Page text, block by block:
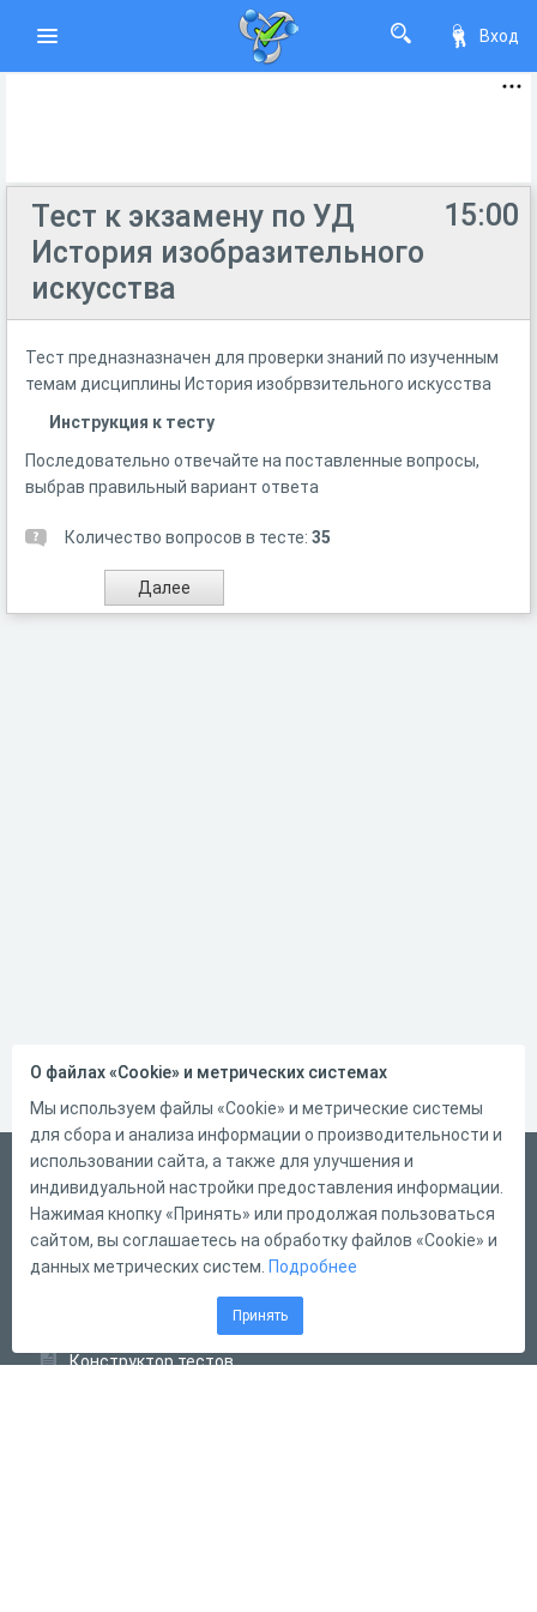
Вход
15:00
Тест к экзамену по УД
История изобразительного
искусства
Тест предназназначен для проверки знаний по изученным
темам дисциплины История изобрвзительного искусства
Инструкция к тесту
Последовательно отвечайте на поставленные вопросы,
выбрав правильный вариант ответа
Количество вопросов в тесте: 35
Русский
Справка
Форма обратной связи
Конструктор тестов
О файлах «Cookie» и метрических системах
Мы используем файлы «Cookie» и метрические системы
для сбора и анализа информации о производительности и
использовании сайта, а также для улучшения и
индивидуальной настройки предоставления информации.
Нажимая кнопку «Принять» или продолжая пользоваться
сайтом, вы соглашаетесь на обработку файлов «Cookie» и
данных метрических систем. Подробнее
Принять